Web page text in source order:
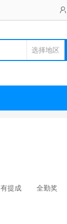
选择地区
有提成 全勤奖